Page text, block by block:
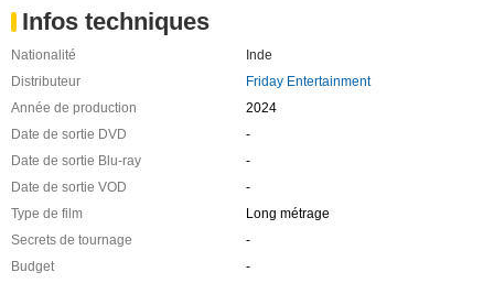
Infos techniques
Nationalité
Inde
Distributeur
Friday Entertainment
Année de production
2024
Date de sortie DVD
-
Date de sortie Blu-ray
-
Date de sortie VOD
-
Type de film
Long métrage
Secrets de tournage
-
Budget
-